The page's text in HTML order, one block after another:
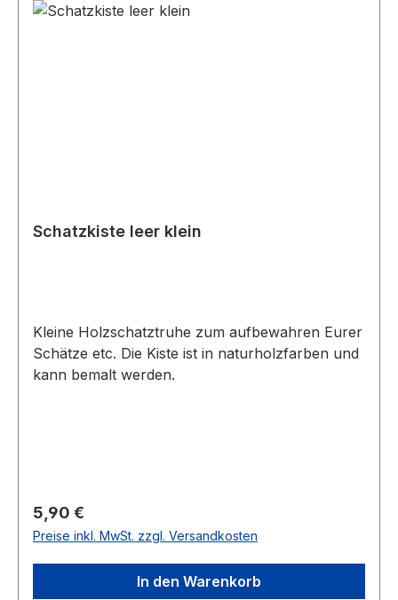
Schatzkiste leer klein
Kleine Holzschatztruhe zum aufbewahren Eurer
Schätze etc. Die Kiste ist in naturholzfarben und
kann bemalt werden.
Regulärer Preis:
5,90 €
Preise inkl. MwSt. zzgl. Versandkosten
In den Warenkorb